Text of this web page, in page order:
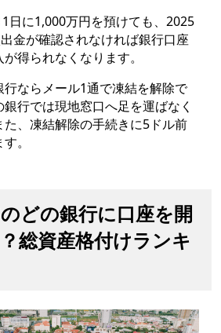
日に1,000万円を預けても、2025
金が確認されなければ銀行口座
得られなくなります。
ならメール1通で凍結を解除で
行では現地窓口へ足を運ばなく
、凍結解除の手続きに5ドル前
。
どの銀行に口座を開
総資産格付けランキ